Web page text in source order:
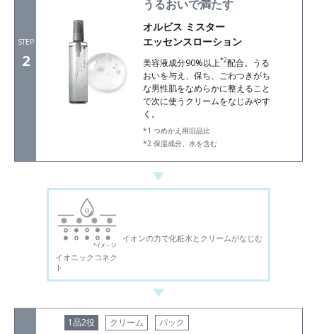
STEP
2
うるおいで満たす
オルビス ミスター
エッセンスローション
美容液成分90%以上*2配合。うる
おいを与え、保ち、ごわつきがち
な男性肌をなめらかに整えること
で次に使うクリームをなじみやす
く。
つめかえ用旧品比
保湿成分、水を含む
イオニックコネク
ト
イオンの力で化粧水とクリームがなじむ
1品2役 クリーム パック